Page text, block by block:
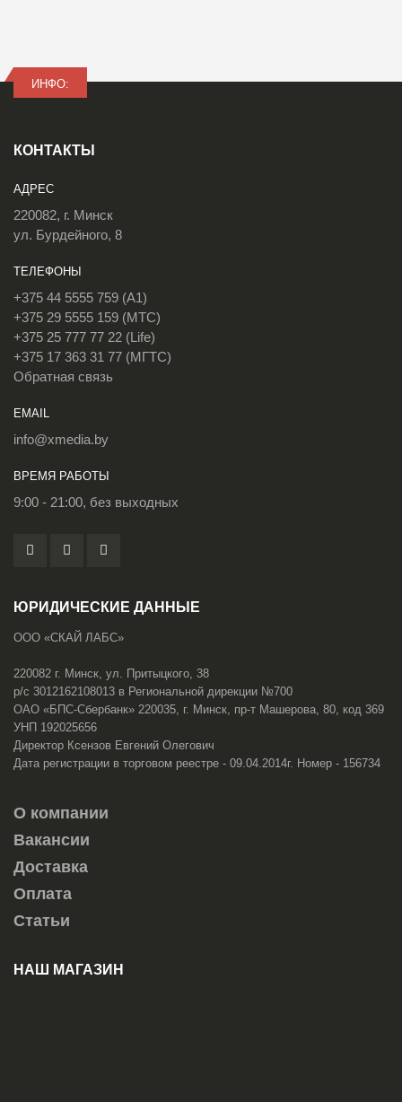
ИНФО:
КОНТАКТЫ
АДРЕС
220082, г. Минск
ул. Бурдейного, 8
ТЕЛЕФОНЫ
+375 44 5555 759 (A1)
+375 29 5555 159 (МТС)
+375 25 777 77 22 (Life)
+375 17 363 31 77 (МГТС)
Обратная связь
EMAIL
info@xmedia.by
ВРЕМЯ РАБОТЫ
9:00 - 21:00, без выходных
ЮРИДИЧЕСКИЕ ДАННЫЕ
ООО «СКАЙ ЛАБС»
220082 г. Минск, ул. Притыцкого, 38
р/с 3012162108013 в Региональной дирекции №700
ОАО «БПС-Сбербанк» 220035, г. Минск, пр-т Машерова, 80, код 369
УНП 192025656
Директор Ксензов Евгений Олегович
Дата регистрации в торговом реестре - 09.04.2014г. Номер - 156734
О компании
Вакансии
Доставка
Оплата
Статьи
НАШ МАГАЗИН